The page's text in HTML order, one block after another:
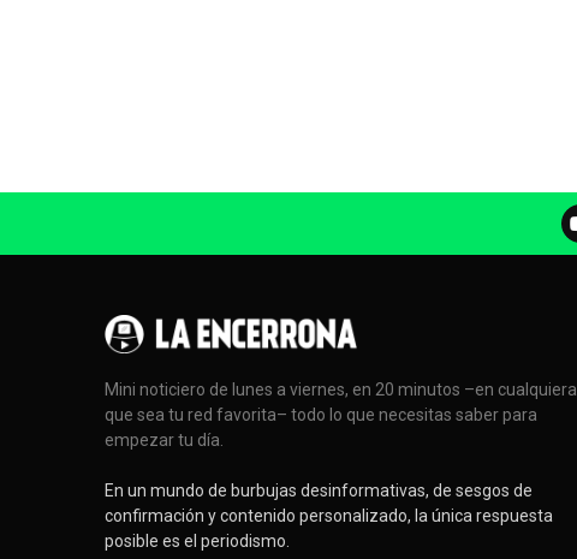
Mini noticiero de lunes a viernes, en 20 minutos –en cualquiera
que sea tu red favorita– todo lo que necesitas saber para
empezar tu día.
En un mundo de burbujas desinformativas, de sesgos de
confirmación y contenido personalizado, la única respuesta
posible es el periodismo.